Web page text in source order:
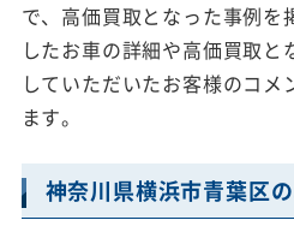
で、高価買取となった事例を
したお車の詳細や高価買取と
していただいたお客様のコメ
ます。
神奈川県横浜市青葉区